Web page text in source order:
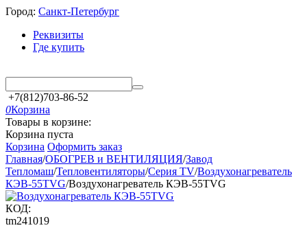
Город: Санкт-Петербург
Реквизиты
Где купить
+7(812)703-86-52
0Корзина
Товары в корзине:
Корзина пуста
Корзина Оформить заказ
Главная/ОБОГРЕВ и ВЕНТИЛЯЦИЯ/Завод
Тепломаш/Тепловентиляторы/Серия TV/Воздухонагреватель
КЭВ-55TVG/Воздухонагреватель КЭВ-55TVG
КОД:
tm241019